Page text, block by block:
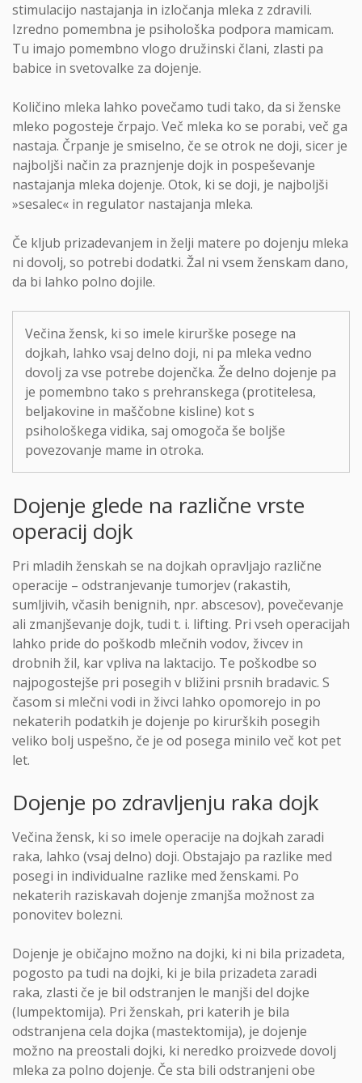
stimulacijo nastajanja in izločanja mleka z zdravili.
Izredno pomembna je psihološka podpora mamicam.
Tu imajo pomembno vlogo družinski člani, zlasti pa
babice in svetovalke za dojenje.
Količino mleka lahko povečamo tudi tako, da si ženske
mleko pogosteje črpajo. Več mleka ko se porabi, več ga
nastaja. Črpanje je smiselno, če se otrok ne doji, sicer je
najboljši način za praznjenje dojk in pospeševanje
nastajanja mleka dojenje. Otok, ki se doji, je najboljši
»sesalec« in regulator nastajanja mleka.
Če kljub prizadevanjem in želji matere po dojenju mleka
ni dovolj, so potrebi dodatki. Žal ni vsem ženskam dano,
da bi lahko polno dojile.
Večina žensk, ki so imele kirurške posege na
dojkah, lahko vsaj delno doji, ni pa mleka vedno
dovolj za vse potrebe dojenčka. Že delno dojenje pa
je pomembno tako s prehranskega (protitelesa,
beljakovine in maščobne kisline) kot s
psihološkega vidika, saj omogoča še boljše
povezovanje mame in otroka.
Dojenje glede na različne vrste
operacij dojk
Pri mladih ženskah se na dojkah opravljajo različne
operacije – odstranjevanje tumorjev (rakastih,
sumljivih, včasih benignih, npr. abscesov), povečevanje
ali zmanjševanje dojk, tudi t. i. lifting. Pri vseh operacijah
lahko pride do poškodb mlečnih vodov, živcev in
drobnih žil, kar vpliva na laktacijo. Te poškodbe so
najpogostejše pri posegih v bližini prsnih bradavic. S
časom si mlečni vodi in živci lahko opomorejo in po
nekaterih podatkih je dojenje po kirurških posegih
veliko bolj uspešno, če je od posega minilo več kot pet
let.
Dojenje po zdravljenju raka dojk
Večina žensk, ki so imele operacije na dojkah zaradi
raka, lahko (vsaj delno) doji. Obstajajo pa razlike med
posegi in individualne razlike med ženskami. Po
nekaterih raziskavah dojenje zmanjša možnost za
ponovitev bolezni.
Dojenje je običajno možno na dojki, ki ni bila prizadeta,
pogosto pa tudi na dojki, ki je bila prizadeta zaradi
raka, zlasti če je bil odstranjen le manjši del dojke
(lumpektomija). Pri ženskah, pri katerih je bila
odstranjena cela dojka (mastektomija), je dojenje
možno na preostali dojki, ki neredko proizvede dovolj
mleka za polno dojenje. Če sta bili odstranjeni obe